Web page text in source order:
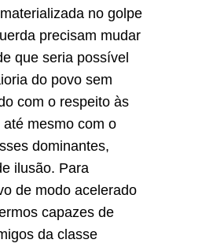
no golpe
precisam mudar
que seria possível
do povo sem
com o respeito às
mesmo com o
dominantes,
ilusão. Para
de modo acelerado
capazes de
da classe